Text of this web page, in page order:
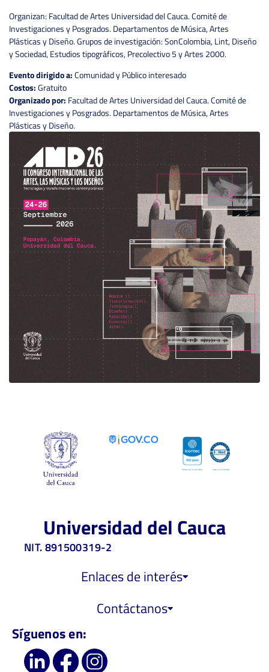
Organizan: Facultad de Artes Universidad del Cauca. Comité de
Investigaciones y Posgrados. Departamentos de Música, Artes
Plásticas y Diseño. Grupos de investigación: SonColombia, Lint, Diseño
y Sociedad, Estudios tipográficos, Precolectivo 5 y Artes 2000.
Evento dirigido a:Comunidad y Público interesado
Costos:Gratuito
Organizado por: Facultad de Artes Universidad del Cauca. Comité de
Investigaciones y Posgrados. Departamentos de Música, Artes
Plásticas y Diseño.
Universidad del Cauca
NIT. 891500319-2
Enlaces de interés
Contáctanos
Síguenos en: